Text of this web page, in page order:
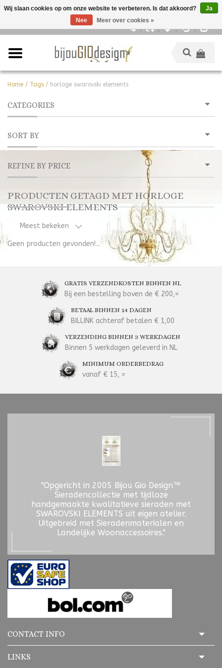
Home / Tags / horloge swarovski elements
CATEGORIES
SORT BY
REFINE BY PRICE
PRODUCTEN GETAGD MET HORLOGE
SWAROVSKI ELEMENTS
Meest bekeken
Geen producten gevonden!...
GRATIS VERZENDKOSTEN BINNEN NL
Bij een bestelling boven de € 200,=
BETAAL BINNEN 14 DAGEN
BILLINK achteraf betalen € 1,00
VERZENDING BINNEN 3 WERKDAGEN
Binnen 5 werkdagen geleverd in NL
MINIMUM ORDERBEDRAG
vanaf € 15, =
"Opgericht in 2005 Bijou Gio Design™
Sieradencollectie met tijdloze
handgemaakte kwalitatieve sieraden met
SWAROVSKI ELEMENTS uit eigen atelier.
Uitgebreid met Sieradenmaterialen en
Landelijke Woonaccessoires."
CONTACT INFO
LINKS
Wij slaan cookies op om onze website te verbeteren. Is dat akkoord?
Ja
Nee
Meer over cookies »